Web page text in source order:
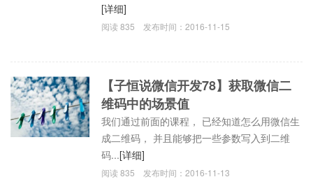
[详细]
阅读835 发布时间：2016-11-15
【子恒说微信开发78】获取微信二
维码中的场景值
我们通过前面的课程， 已经知道怎么用微信生
成二维码， 并且能够把一些参数写入到二维
码...[详细]
阅读835 发布时间：2016-11-13